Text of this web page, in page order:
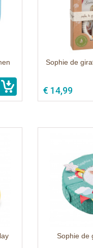
Sophie de
€ 14,99
Sophie de